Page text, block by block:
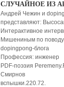
СЛУЧАЙНОЕ ИЗ
Андрей Чежин и
представляют:
Интерактивное
Мишениным по поводу
dopingpong-блога
Профессия: инженер
PDF-поэзия
Смирнов
вспышки.220.72.